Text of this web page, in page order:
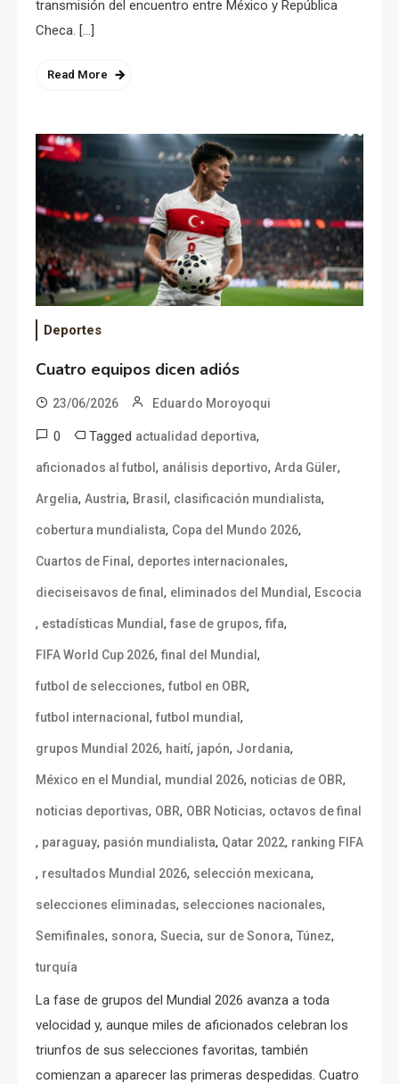
transmisión del encuentro entre México y República
Checa. […]
Read More
Deportes
Cuatro equipos dicen adiós
23/06/2026 Eduardo Moroyoqui
0 Tagged actualidad deportiva,
aficionados al futbol, análisis deportivo, Arda Güler,
Argelia, Austria, Brasil, clasificación mundialista,
cobertura mundialista, Copa del Mundo 2026,
Cuartos de Final, deportes internacionales,
dieciseisavos de final, eliminados del Mundial, Escocia
, estadísticas Mundial, fase de grupos, fifa,
FIFA World Cup 2026, final del Mundial,
futbol de selecciones, futbol en OBR,
futbol internacional, futbol mundial,
grupos Mundial 2026, haití, japón, Jordania,
México en el Mundial, mundial 2026, noticias de OBR,
noticias deportivas, OBR, OBR Noticias, octavos de final
, paraguay, pasión mundialista, Qatar 2022, ranking FIFA
, resultados Mundial 2026, selección mexicana,
selecciones eliminadas, selecciones nacionales,
Semifinales, sonora, Suecia, sur de Sonora, Túnez,
turquía
La fase de grupos del Mundial 2026 avanza a toda
velocidad y, aunque miles de aficionados celebran los
triunfos de sus selecciones favoritas, también
comienzan a aparecer las primeras despedidas. Cuatro